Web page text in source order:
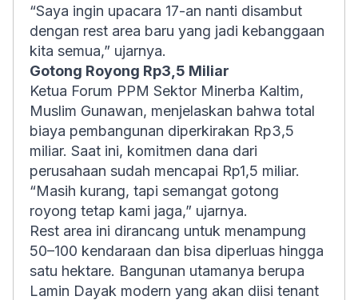
“Saya ingin upacara 17-an nanti disambut
dengan rest area baru yang jadi kebanggaan
kita semua,” ujarnya.
Gotong Royong Rp3,5 Miliar
Ketua Forum PPM Sektor Minerba Kaltim,
Muslim Gunawan, menjelaskan bahwa total
biaya pembangunan diperkirakan Rp3,5
miliar. Saat ini, komitmen dana dari
perusahaan sudah mencapai Rp1,5 miliar.
“Masih kurang, tapi semangat gotong
royong tetap kami jaga,” ujarnya.
Rest area ini dirancang untuk menampung
50–100 kendaraan dan bisa diperluas hingga
satu hektare. Bangunan utamanya berupa
Lamin Dayak modern yang akan diisi tenant